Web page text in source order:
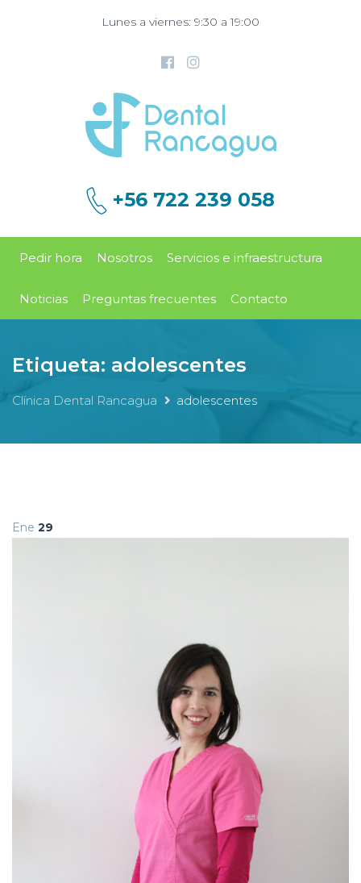
Lunes a viernes: 9:30 a 19:00
+56 722 239 058
Pedir hora Nosotros Servicios e infraestructura
Noticias Preguntas frecuentes Contacto
Etiqueta: adolescentes
Clínica Dental Rancagua adolescentes
Ene 29